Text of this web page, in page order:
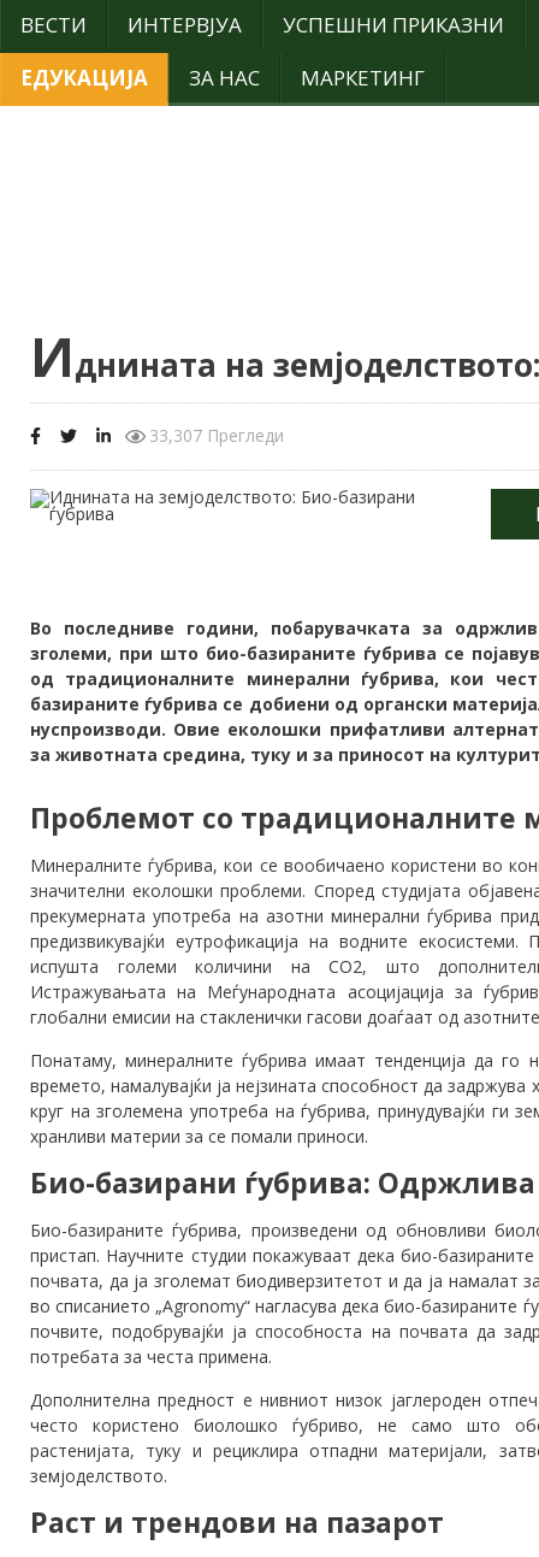
ВЕСТИ ИНТЕРВЈУА
УСПЕШНИ ПРИКАЗНИ
ЕДУКАЦИЈА
ЗА НАС МАРКЕТИНГ
Иднината на
33,307 Прегледи
Во последниве години, побарувачката за
зголеми, при што био-базираните ѓубрива се
од традиционалните минерални ѓубрива, кои
базираните ѓубрива се добиени од органски
нуспроизводи. Овие еколошки прифатливи
за животната средина, туку и за приносот на
Проблемот со традиционалните
Минералните ѓубрива, кои се вообичаено користени во
значителни еколошки проблеми. Според студијата
прекумерната употреба на азотни минерални ѓубрива
предизвикувајќи еутрофикација на водните
испушта големи количини на CO2, што
Истражувањата на Меѓународната асоцијација за
глобални емисии на стакленички гасови доаѓаат од
Понатаму, минералните ѓубрива имаат тенденција да го
времето, намалувајќи ја нејзината способност да
круг на зголемена употреба на ѓубрива, принудувајќи ги
хранливи материи за се помали приноси.
Био-базирани ѓубрива:
Био-базираните ѓубрива, произведени од обновливи
пристап. Научните студии покажуваат дека био-
почвата, да ја зголемат биодиверзитетот и да ја намалат
во списанието „Agronomy“ нагласува дека био-базираните
почвите, подобрувајќи ја способноста на почвата да
потребата за честа примена.
Дополнителна предност е нивниот низок јаглероден
често користено биолошко ѓубриво, не само што
растенијата, туку и рециклира отпадни материјали,
земјоделството.
Раст и трендови на пазарот